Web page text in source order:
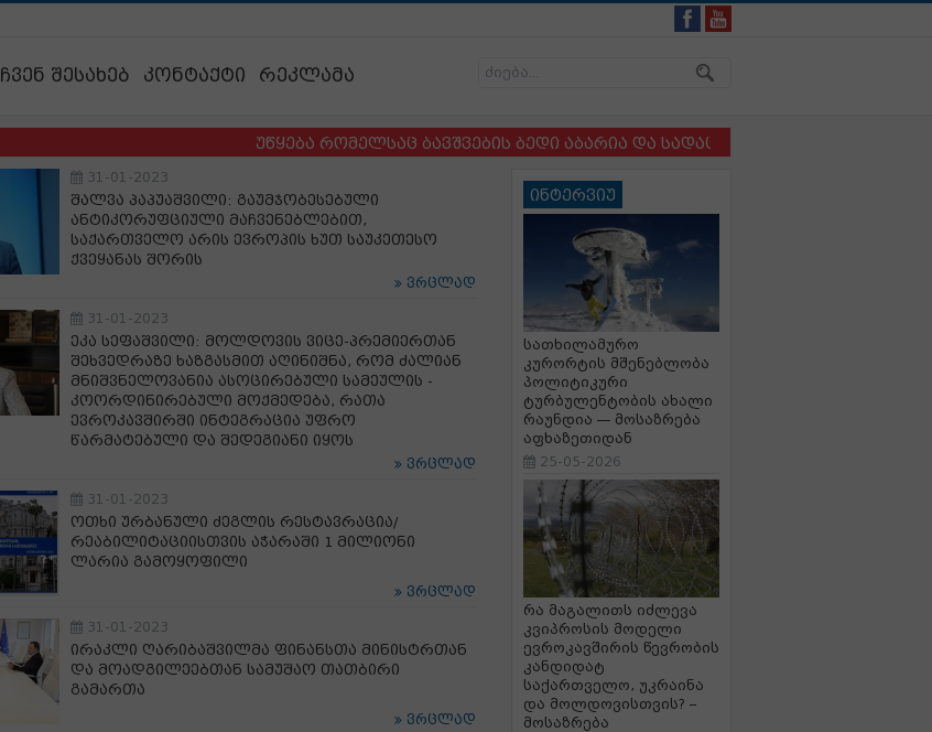
ჩვენ შესახებ კონტაქტი რეკლამა
უწყება რომელსაც ბავშვების ბედი აბარია და სადაც ბავშვსა და ძაღლს
31-01-2023
შალვა პაპუაშვილი: გაუმჯობესებული
ანტიკორუფციული მაჩვენებლებით,
საქართველო არის ევროპის ხუთ საუკეთესო
ქვეყანას შორის
ვრცლად
31-01-2023
ეკა სეფაშვილი: მოლდოვის ვიცე-პრემიერთან
შეხვედრაზე ხაზგასმით აღინიშნა, რომ ძალიან
მნიშვნელოვანია ასოცირებული სამეულის -
კოორდინირებული მოქმედება, რათა
ევროკავშირში ინტეგრაცია უფრო
წარმატებული და შედეგიანი იყოს
ვრცლად
31-01-2023
ოთხი ურბანული ძეგლის რესტავრაცია/
რეაბილიტაციისთვის აჭარაში 1 მილიონი
ლარია გამოყოფილი
ვრცლად
31-01-2023
ირაკლი ღარიბაშვილმა ფინანსთა მინისტრთან
და მოადგილეებთან სამუშაო თათბირი
გამართა
ვრცლად
ინტერვიუ
სათხილამურო
კურორტის მშენებლობა
პოლიტიკური
ტურბულენტობის ახალი
რაუნდია — მოსაზრება
აფხაზეთიდან
25-05-2026
რა მაგალითს იძლევა
კვიპროსის მოდელი
ევროკავშირის წევრობის
კანდიდატ
საქართველო, უკრაინა
და მოლდოვისთვის? –
მოსაზრება